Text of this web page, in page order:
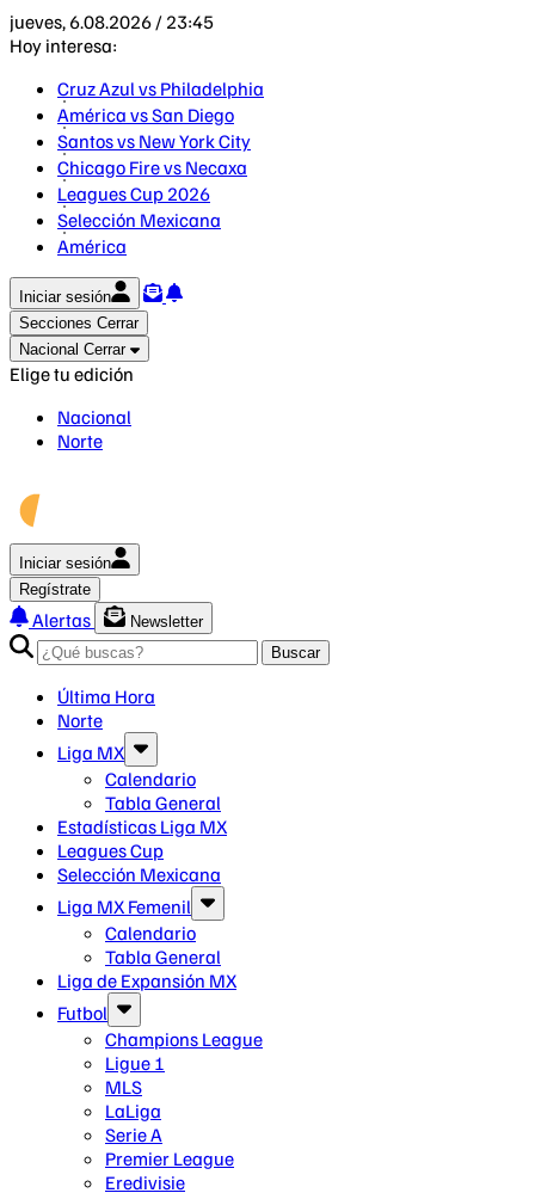
jueves, 6.08.2026 / 23:45
Hoy interesa:
Cruz Azul vs Philadelphia
América vs San Diego
Santos vs New York City
Chicago Fire vs Necaxa
Leagues Cup 2026
Selección Mexicana
América
Iniciar sesión
Secciones Cerrar
Nacional Cerrar
Elige tu edición
Nacional
Norte
Iniciar sesión
Regístrate
Alertas
Newsletter
Buscar
Última Hora
Norte
Liga MX
Calendario
Tabla General
Estadísticas Liga MX
Leagues Cup
Selección Mexicana
Liga MX Femenil
Calendario
Tabla General
Liga de Expansión MX
Futbol
Champions League
Ligue 1
MLS
LaLiga
Serie A
Premier League
Eredivisie